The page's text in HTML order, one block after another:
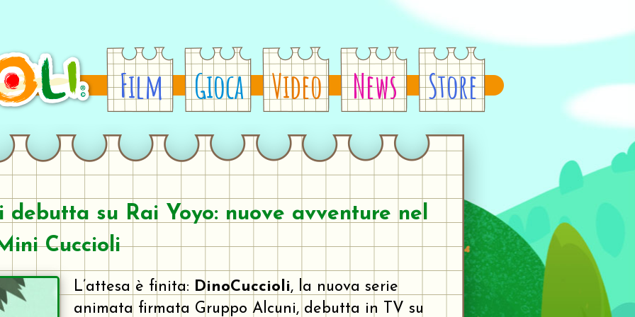
Film Gioca Video News Store
debutta su Rai Yoyo: nuove avventure nel
Cuccioli
L’attesa è finita: DinoCuccioli, la nuova serie
animata firmata Gruppo Alcuni, debutta in TV su